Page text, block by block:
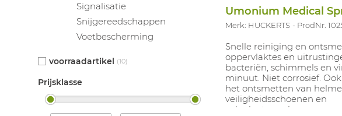
Signalisatie
Snijgereedschappen
Voetbescherming
voorraadartikel (10)
Prijsklasse
Umonium Medical
Merk: HUCKERTS ProdNr.
Snelle reiniging en
oppervlaktes en
bacteriën, schimmels en
minuut. Niet corrosief.
het ontsmetten van
veiligheidsschoenen en
volgelaatsmaskers.